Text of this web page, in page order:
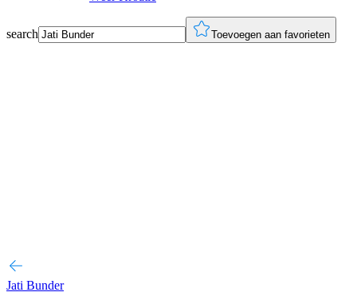
search Toevoegen aan favorieten
Jati Bunder